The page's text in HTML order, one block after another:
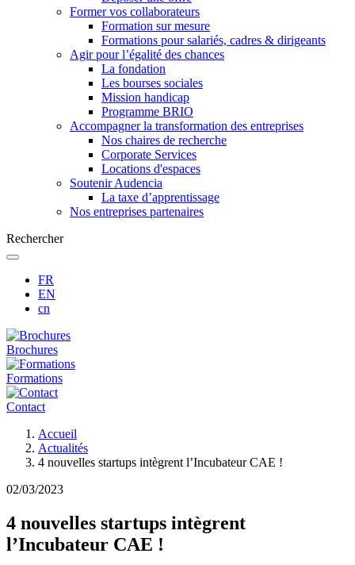
Former vos collaborateurs
Formation sur mesure
Formations pour salariés, cadres & dirigeants
Agir pour l’égalité des chances
La fondation
Les bourses sociales
Mission handicap
Programme BRIO
Accompagner la transformation des entreprises
Nos chaires de recherche
Corporate Services
Locations d'espaces
Soutenir Audencia
La taxe d’apprentissage
Nos entreprises partenaires
Rechercher
FR
EN
cn
Brochures
Formations
Contact
d'Ariane
Accueil
Actualités
4 nouvelles startups intègrent l’Incubateur CAE !
02/03/2023
4 nouvelles startups intègrent
l’Incubateur CAE !